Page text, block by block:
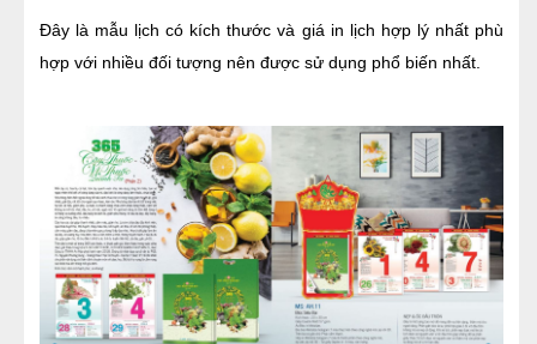
Đây là mẫu lịch có kích thước và giá in lịch hợp lý nhất phù
hợp với nhiều đối tượng nên được sử dụng phổ biến nhất.